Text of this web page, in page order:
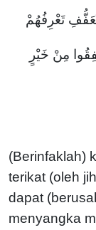
تَعْرِفُهُمْ
مِنْ خَيْرٍ
(Berinfaklah)
terikat (oleh
dapat
menyangka